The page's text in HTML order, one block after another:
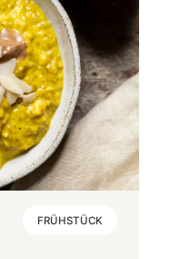
FRÜHSTÜCK